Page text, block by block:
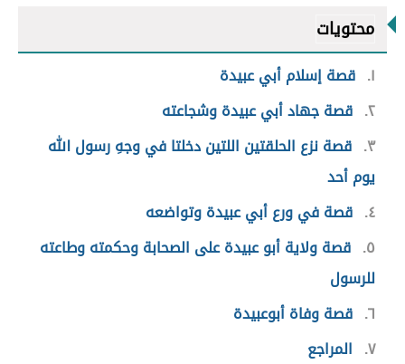
محتويات
١ قصة إسلام أبي عبيدة
٢ قصة جهاد أبي عبيدة وشجاعته
٣ قصة نزع الحلقتين اللتين دخلتا في وجهِ رسول الله
يوم أحد
٤ قصة في ورع أبي عبيدة وتواضعه
٥ قصة ولاية أبو عبيدة على الصحابة وحكمته وطاعته
للرسول
٦ قصة وفاة أبوعبيدة
٧ المراجع